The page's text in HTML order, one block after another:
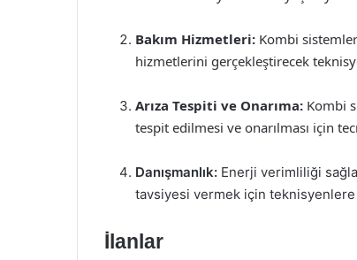
Bakım Hizmetleri: Kombi
hizmetlerini gerçekleştirecek
Arıza Tespiti ve Onarıma: Kombi
tespit edilmesi ve onarılması için
Danışmanlık: Enerji verimliliği
tavsiyesi vermek için teknisyenlere
İlanlar